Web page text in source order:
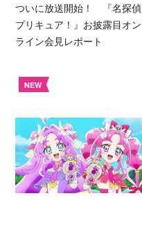
ついに放送開始！ 『名探偵
プリキュア！』お披露目オン
ライン会見レポート
NEW